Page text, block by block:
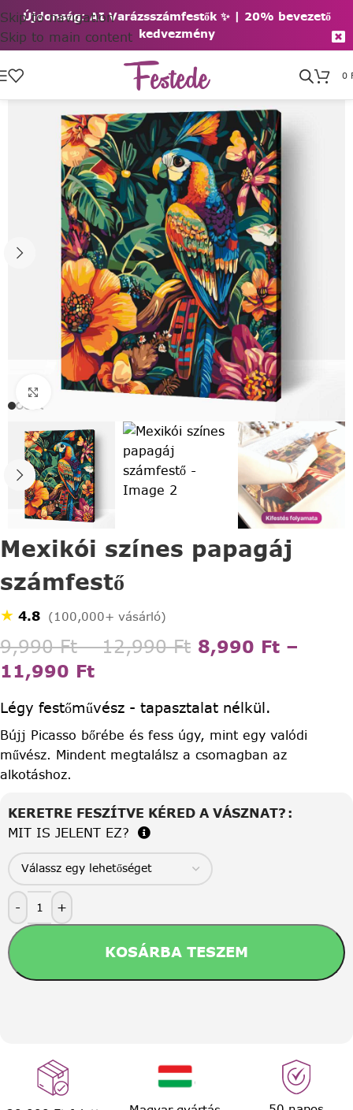
Újdonság: AI Varázsszámfestők ✨ | 20% bevezető
kedvezmény
Skip to navigation
Skip to main content
0
Click to enlarge
Mexikói színes papagáj
számfestő
★ 4.8 (100,000+ vásárló)
9,990Ft – 12,990Ft 8,990 Ft –
11,990 Ft
Légy festőművész - tapasztalat nélkül.
Bújj Picasso bőrébe és fess úgy, mint egy valódi
művész. Mindent megtalálsz a csomagban az
alkotáshoz.
KERETRE FESZÍTVE KÉRED A VÁSZNAT?
MIT IS JELENT EZ?
- +
KOSÁRBA TESZEM